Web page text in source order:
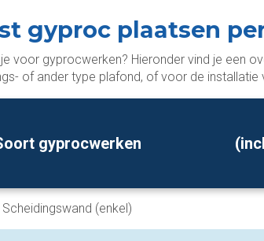
gyproc plaatsen
voor gyprocwerken? Hieronder vind je een
of ander type plafond, of voor de installatie
gyprocwerken
Scheidingswand (enkel)